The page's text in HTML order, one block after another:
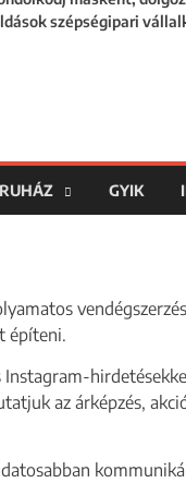
szépségipari
GYIK
építeni.
az árképzés,